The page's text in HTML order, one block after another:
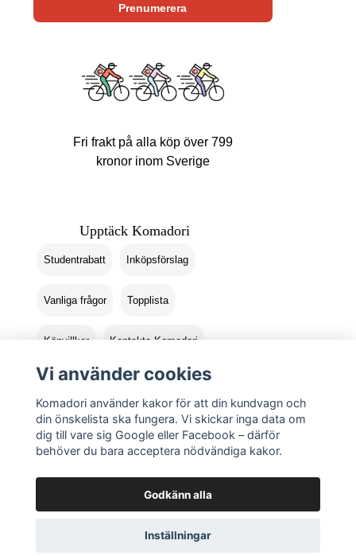
Fri frakt på alla köp över 799
kronor inom Sverige
Upptäck Komadori
Studentrabatt Inköpsförslag
Vanliga frågor Topplista
Köpvillkor Kontakta Komadori
Logga in Returer
Vi använder cookies
Komadori använder kakor för att din kundvagn och
din önskelista ska fungera. Vi skickar inga data om
dig till vare sig Google eller Facebook – därför
behöver du bara acceptera nödvändiga kakor.
Godkänn alla
Inställningar